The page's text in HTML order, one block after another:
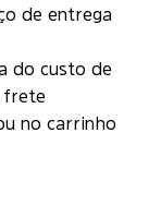
de entrega
do custo de
frete
no carrinho